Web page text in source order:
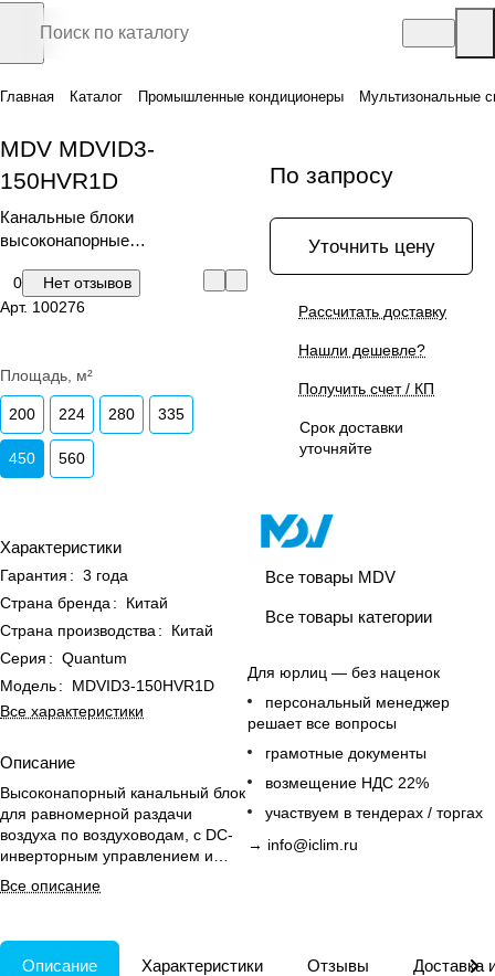
Главная Каталог Промышленные кондиционеры Мультизональные
MDV MDVID3-
150HVR1D
Канальные блоки
высоконапорные
0
Нет отзывов
Арт. 100276
Площадь, м²
200 224 280 335
450 560
Характеристики
Гарантия : 3 года
Страна бренда :
Китай
Страна производства :
Китай
Серия : Quantum
Модель:
MDVID3-150HVR1D
Все характеристики
Описание
Высоконапорный канальный блок
для равномерной раздачи
воздуха по воздуховодам, с DC-
инверторным управлением и
подключением к большому
пространству.
Все описание
По запросу
Уточнить цену
Рассчитать доставку
Нашли дешевле?
Получить счет / КП
Срок доставки
уточняйте
Все товары MDV
Все товары категории
Для юрлиц — без наценок
персональный менеджер
решает все вопросы
грамотные документы
возмещение НДС 22%
участвуем в тендерах / торгах
→ info@iclim.ru
Описание Характеристики Отзывы Доставка